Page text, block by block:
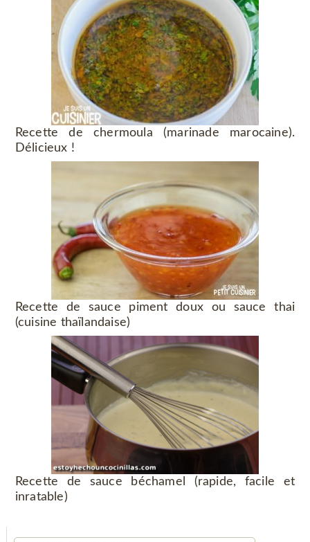
Recette de chermoula (marinade marocaine).
Délicieux !
Recette de sauce piment doux ou sauce thai
(cuisine thaïlandaise)
Recette de sauce béchamel (rapide, facile et
inratable)